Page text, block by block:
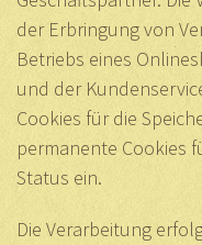
der Erbringung von
Betriebs eines
und der
Cookies für die
permanente Cookies
Status ein.
Die Verarbeitung